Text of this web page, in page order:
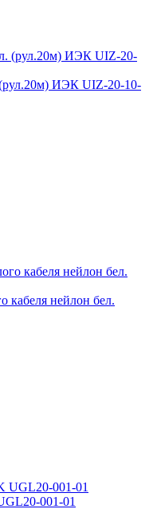
ИЭК UIZ-20-10-
кабеля нейлон бел.
001-01